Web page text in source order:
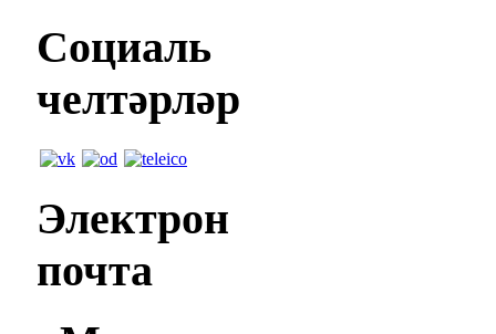
Социаль
челтәрләр
Электрон
почта